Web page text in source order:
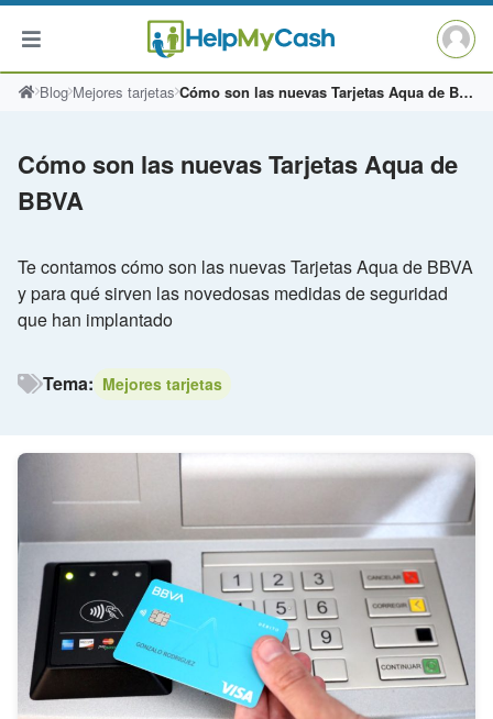
SaltarBlog Mejores tarjetas Cómo son las nuevas Tarjetas Aqua de BBVA
Cómo son las nuevas Tarjetas Aqua de
BBVA
Te contamos cómo son las nuevas Tarjetas Aqua de BBVA
y para qué sirven las novedosas medidas de seguridad
que han implantado
Tema: Mejores tarjetas